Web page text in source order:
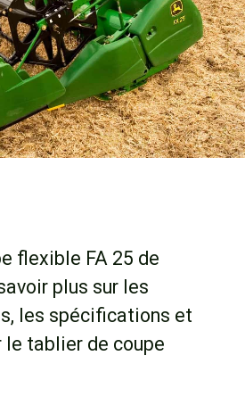
flexible FA 25 de
plus sur les
les spécifications et
le tablier de coupe
précision